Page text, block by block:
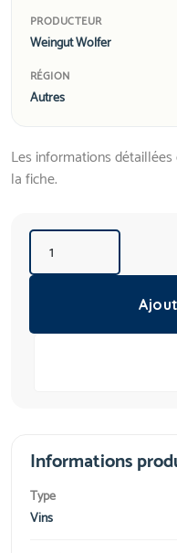
PRODUCTEUR
Weingut Wolfer
RÉGION
Autres
Les informations
la fiche.
Informations
Type
Vins